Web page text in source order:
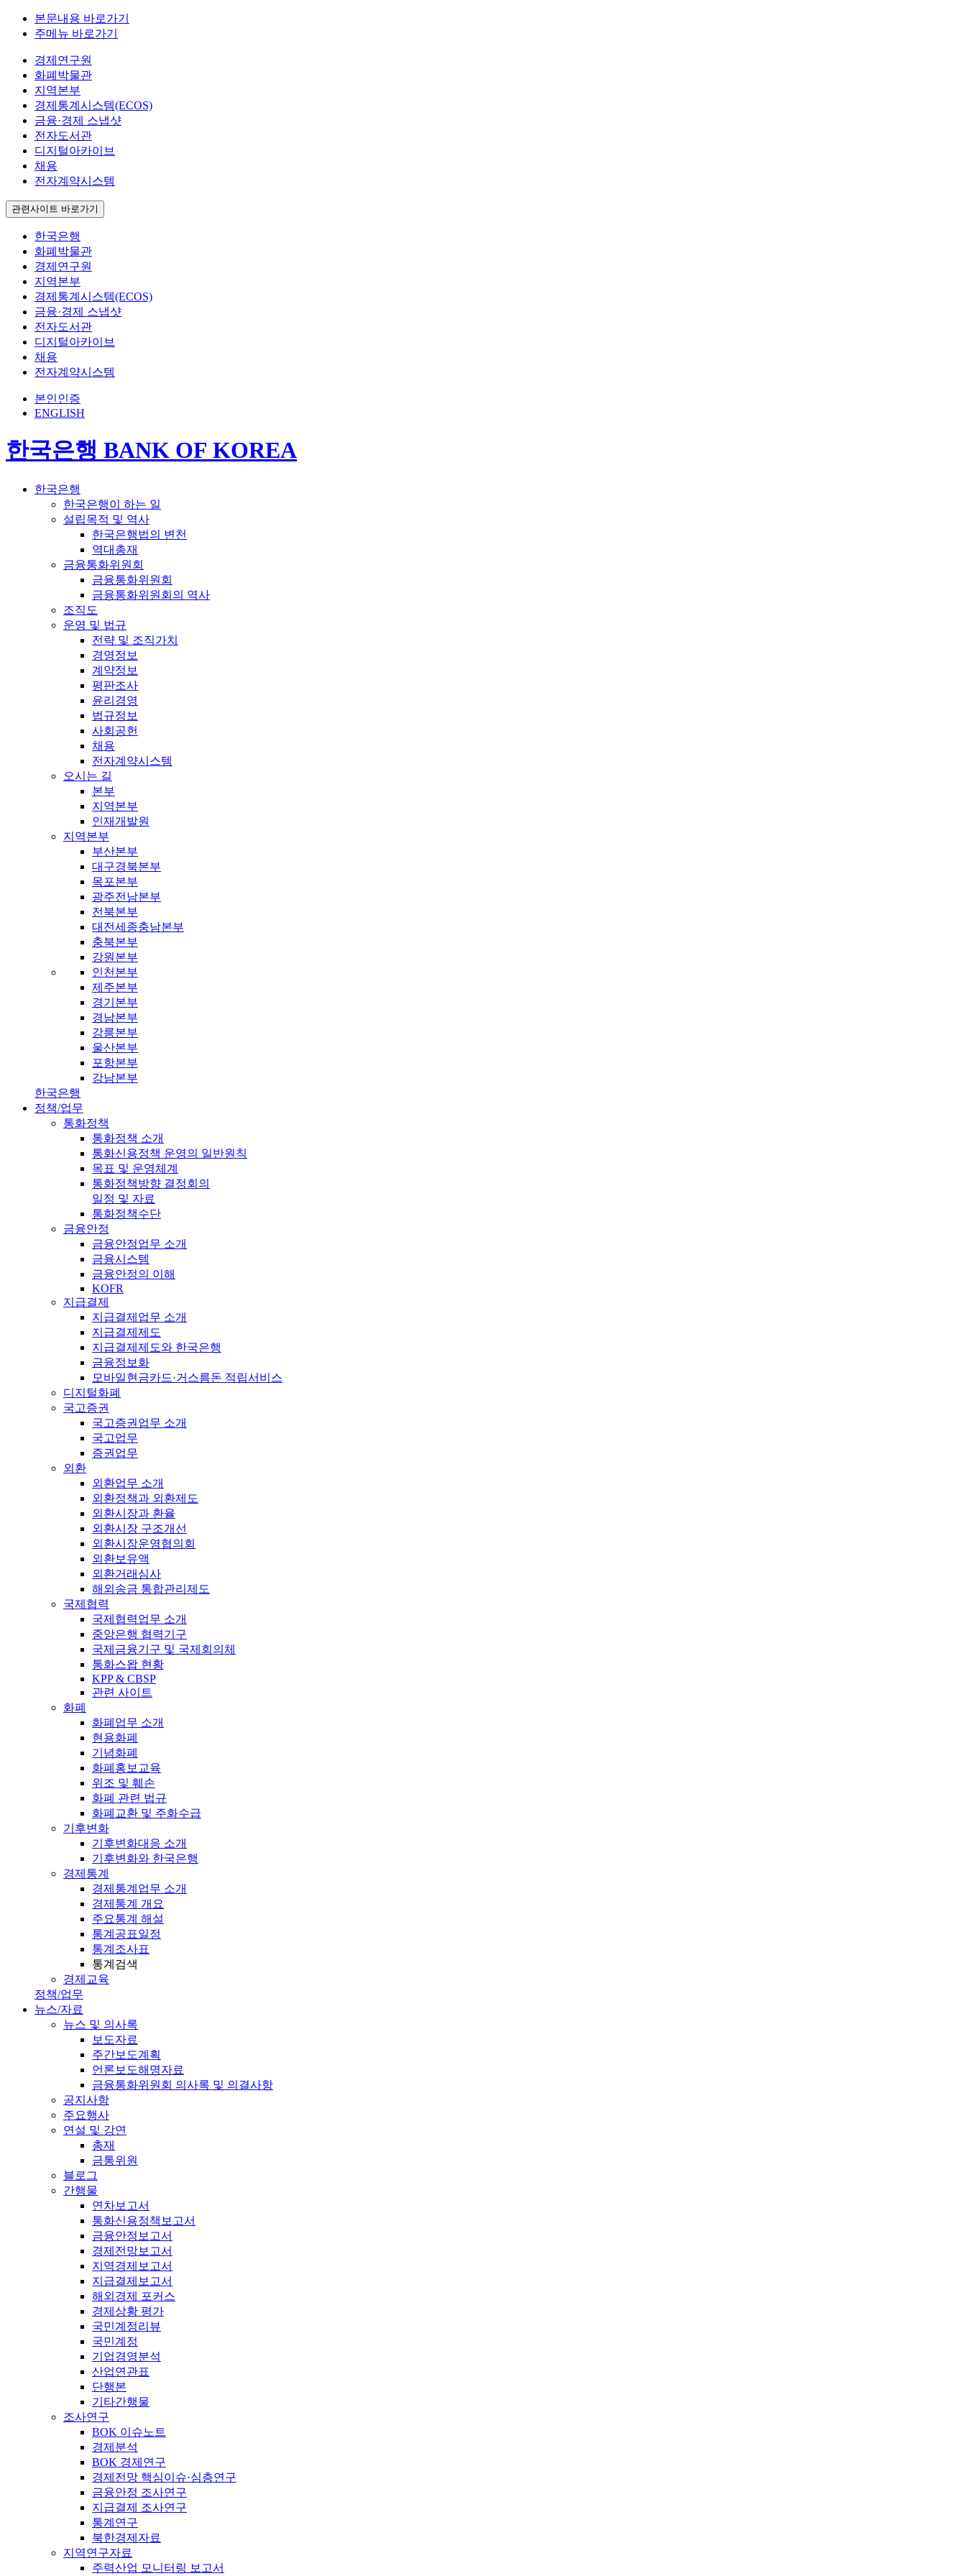
본문내용 바로가기
주메뉴 바로가기
경제연구원
화폐박물관
지역본부
경제통계시스템(ECOS)
금융·경제 스냅샷
전자도서관
디지털아카이브
채용
전자계약시스템
관련사이트 바로가기
한국은행
화폐박물관
경제연구원
지역본부
경제통계시스템(ECOS)
금융·경제 스냅샷
전자도서관
디지털아카이브
채용
전자계약시스템
본인인증
ENGLISH
한국은행 BANK OF KOREA
한국은행
한국은행이 하는 일
설립목적 및 역사
한국은행법의 변천
역대총재
금융통화위원회
금융통화위원회
금융통화위원회의 역사
조직도
운영 및 법규
전략 및 조직가치
경영정보
계약정보
평판조사
윤리경영
법규정보
사회공헌
채용
전자계약시스템
오시는 길
본부
지역본부
인재개발원
지역본부
부산본부
대구경북본부
목포본부
광주전남본부
전북본부
대전세종충남본부
충북본부
강원본부
인천본부
제주본부
경기본부
경남본부
강릉본부
울산본부
포항본부
강남본부
한국은행
정책/업무
통화정책
통화정책 소개
통화신용정책 운영의 일반원칙
목표 및 운영체계
통화정책방향 결정회의
일정 및 자료
통화정책수단
금융안정
금융안정업무 소개
금융시스템
금융안정의 이해
KOFR
지급결제
지급결제업무 소개
지급결제제도
지급결제제도와 한국은행
금융정보화
모바일현금카드·거스름돈 적립서비스
디지털화폐
국고증권
국고증권업무 소개
국고업무
증권업무
외환
외환업무 소개
외환정책과 외환제도
외환시장과 환율
외환시장 구조개선
외환시장운영협의회
외환보유액
외환거래심사
해외송금 통합관리제도
국제협력
국제협력업무 소개
중앙은행 협력기구
국제금융기구 및 국제회의체
통화스왑 현황
KPP & CBSP
관련 사이트
화폐
화폐업무 소개
현용화폐
기념화폐
화폐홍보교육
위조 및 훼손
화폐 관련 법규
화폐교환 및 주화수급
기후변화
기후변화대응 소개
기후변화와 한국은행
경제통계
경제통계업무 소개
경제통계 개요
주요통계 해설
통계공표일정
통계조사표
통계검색
경제교육
정책/업무
뉴스/자료
뉴스 및 의사록
보도자료
주간보도계획
언론보도해명자료
금융통화위원회 의사록 및 의결사항
공지사항
주요행사
연설 및 강연
총재
금통위원
블로그
간행물
연차보고서
통화신용정책보고서
금융안정보고서
경제전망보고서
지역경제보고서
지급결제보고서
해외경제 포커스
경제상황 평가
국민계정리뷰
국민계정
기업경영분석
산업연관표
단행본
기타간행물
조사연구
BOK 이슈노트
경제분석
BOK 경제연구
경제전망 핵심이슈·심층연구
금융안정 조사연구
지급결제 조사연구
통계연구
북한경제자료
지역연구자료
주력산업 모니터링 보고서